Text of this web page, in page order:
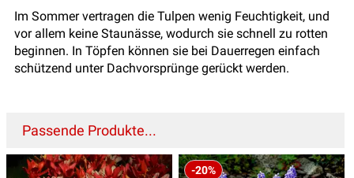
Im Sommer vertragen die Tulpen wenig Feuchtigkeit, und
vor allem keine Staunässe, wodurch sie schnell zu rotten
beginnen. In Töpfen können sie bei Dauerregen einfach
schützend unter Dachvorsprünge gerückt werden.
Passende Produkte...
-20%